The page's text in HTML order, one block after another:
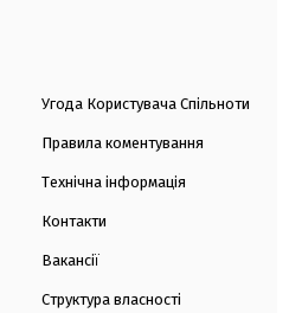
Угода Користувача Спільноти
Правила коментування
Технічна інформація
Контакти
Вакансії
Структура власності